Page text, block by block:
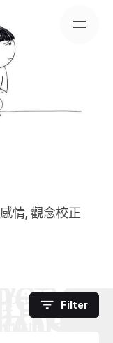
感情 觀念校正
Filter